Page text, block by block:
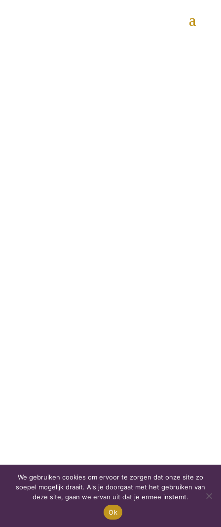
We gebruiken cookies om ervoor te zorgen dat onze site zo
soepel mogelijk draait. Als je doorgaat met het gebruiken van
deze site, gaan we ervan uit dat je ermee instemt.
Ok